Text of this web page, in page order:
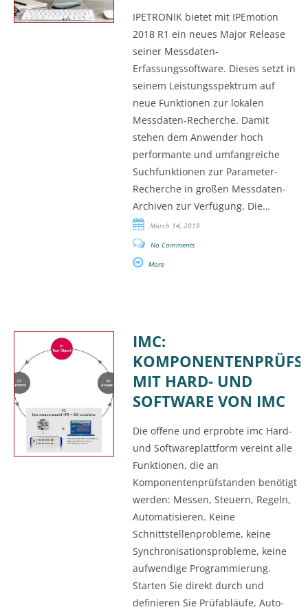
IPETRONIK bietet mit IPEmotion
2018 R1 ein neues Major Release
seiner Messdaten-
Erfassungssoftware. Dieses setzt in
seinem Leistungsspektrum auf
neue Funktionen zur lokalen
Messdaten-Recherche. Damit
stehen dem Anwender hoch
performante und umfangreiche
Suchfunktionen zur Parameter-
Recherche in großen Messdaten-
Archiven zur Verfügung. Die…
March 14, 2018
No Comments
More
IMC:
MIT HARD- UND
SOFTWARE VON IMC
Die offene und erprobte imc Hard-
und Softwareplattform vereint alle
Funktionen, die an
Komponentenprüfstanden benötigt
werden: Messen, Steuern, Regeln,
Automatisieren. Keine
Schnittstellenprobleme, keine
Synchronisationsprobleme, keine
aufwendige Programmierung.
Starten Sie direkt durch und
definieren Sie Prüfabläufe, Auto-